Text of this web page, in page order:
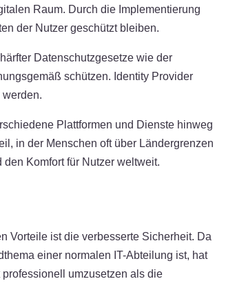
Raum. Durch die Implementierung
der Nutzer geschützt bleiben.
Datenschutzgesetze wie der
schützen. Identity Provider
Plattformen und Dienste hinweg
in der Menschen oft über Ländergrenzen
Komfort für Nutzer weltweit.
Vorteile ist die verbesserte Sicherheit. Da
einer normalen IT-Abteilung ist, hat
umzusetzen als die